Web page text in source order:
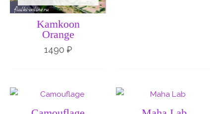
Kamkoon
Orange
1490 ₽
Диапазон